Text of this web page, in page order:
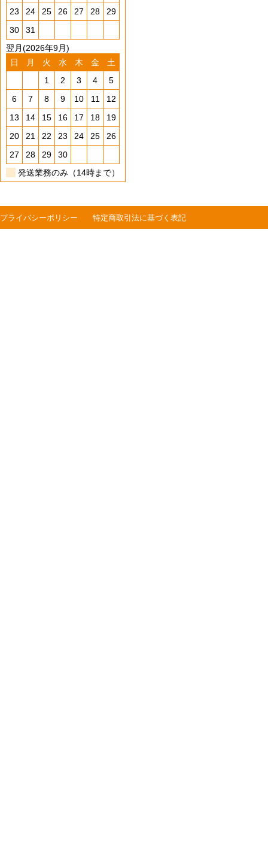
23
24 25 26 27 28
29
30
31
翌月(2026年9月)
日
月 火 水 木 金
土
1
2 3 4
5
6
7 8 9 10 11
12
13
14 15 16 17 18
19
20
21 22 23 24 25
26
27
28 29
30
発送業務のみ（14時まで）
プライバシーポリシー 特定商取引法に基づく表記